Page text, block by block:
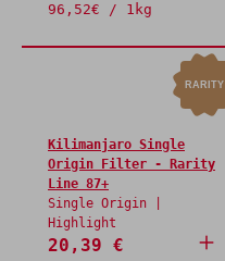
96,52€ / 1kg
RARITY
Kilimanjaro Single
Origin Filter - Rarity
Line 87+
Single Origin |
Highlight
20,39 €